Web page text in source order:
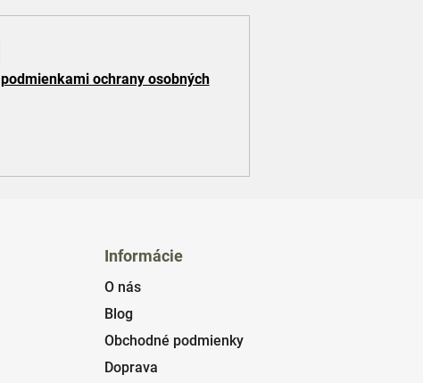
podmienkami ochrany osobných
Informácie
O nás
Blog
Obchodné podmienky
Doprava